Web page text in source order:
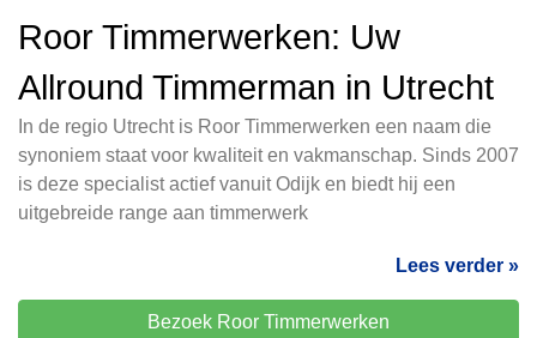
Roor Timmerwerken: Uw
Allround Timmerman in Utrecht
In de regio Utrecht is Roor Timmerwerken een naam die
synoniem staat voor kwaliteit en vakmanschap. Sinds 2007
is deze specialist actief vanuit Odijk en biedt hij een
uitgebreide range aan timmerwerk
Lees verder »
Bezoek Roor Timmerwerken